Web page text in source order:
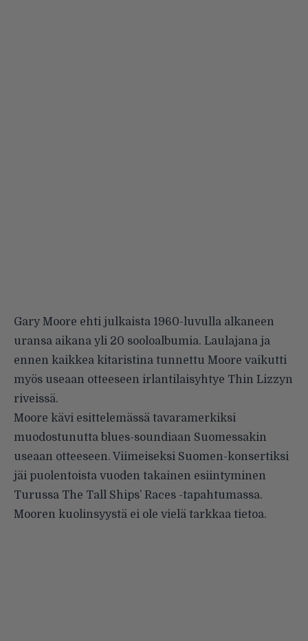
Gary Moore ehti julkaista 1960-luvulla alkaneen
uransa aikana yli 20 sooloalbumia. Laulajana ja
ennen kaikkea kitaristina tunnettu Moore vaikutti
myös useaan otteeseen irlantilaisyhtye Thin Lizzyn
riveissä.
Moore kävi esittelemässä tavaramerkiksi
muodostunutta blues-soundiaan Suomessakin
useaan otteeseen. Viimeiseksi Suomen-konsertiksi
jäi puolentoista vuoden takainen esiintyminen
Turussa The Tall Ships’ Races -tapahtumassa.
Mooren kuolinsyystä ei ole vielä tarkkaa tietoa.